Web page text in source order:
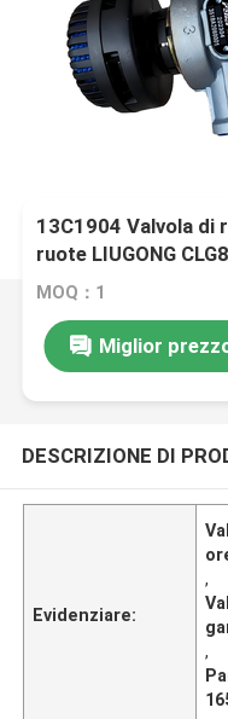
13C1904 Valvola di
ruote LIUGONG
CLG842H、CLG855
Grader CLG4165 /
MOQ：1
Miglior
DESCRIZIONE DI
Evidenziare:
,
,